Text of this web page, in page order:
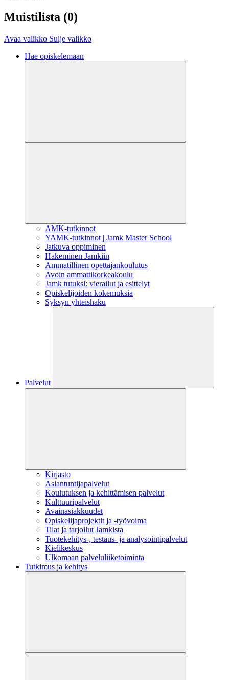
Muistilista (0)
Avaa valikko Sulje valikko
Hae opiskelemaan
AMK-tutkinnot
YAMK-tutkinnot | Jamk Master School
Jatkuva oppiminen
Hakeminen Jamkiin
Ammatillinen opettajankoulutus
Avoin ammattikorkeakoulu
Jamk tutuksi: vierailut ja esittelyt
Opiskelijoiden kokemuksia
Syksyn yhteishaku
Palvelut
Kirjasto
Asiantuntijapalvelut
Koulutuksen ja kehittämisen palvelut
Kulttuuripalvelut
Avainasiakkuudet
Opiskelijaprojektit​ ja -työvoima
Tilat ja tarjoilut Jamkista
Tuotekehitys-, testaus- ja analysointipalvelut
Kielikeskus
Ulkomaan palveluliiketoiminta
Tutkimus ja kehitys